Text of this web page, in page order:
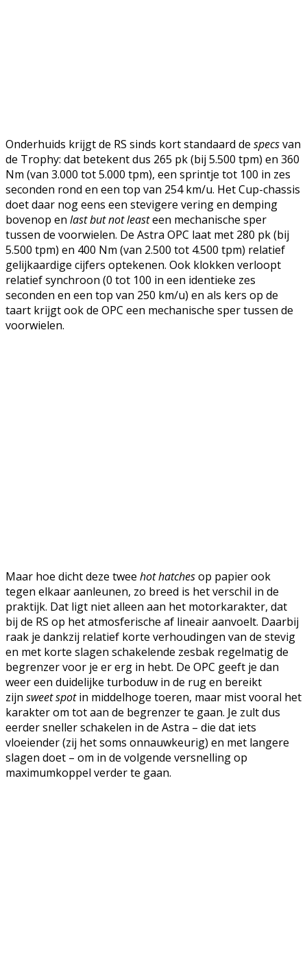
Onderhuids krijgt de RS sinds kort standaard de specsvan
de Trophy: dat betekent dus 265 pk (bij 5.500 tpm) en 360
Nm (van 3.000 tot 5.000 tpm), een sprintje tot 100 in zes
seconden rond en een top van 254 km/u. Het Cup-chassis
doet daar nog eens een stevigere vering en demping
bovenop en last but not leasteen mechanische sper
tussen de voorwielen. De Astra OPC laat met 280 pk (bij
5.500 tpm) en 400 Nm (van 2.500 tot 4.500 tpm) relatief
gelijkaardige cijfers optekenen. Ook klokken verloopt
relatief synchroon (0 tot 100 in een identieke zes
seconden en een top van 250 km/u) en als kers op de
taart krijgt ook de OPC een mechanische sper tussen de
voorwielen.
Maar hoe dicht deze twee hot hatchesop papier ook
tegen elkaar aanleunen, zo breed is het verschil in de
praktijk. Dat ligt niet alleen aan het motorkarakter, dat
bij de RS op het atmosferische af lineair aanvoelt. Daarbij
raak je dankzij relatief korte verhoudingen van de stevig
en met korte slagen schakelende zesbak regelmatig de
begrenzer voor je er erg in hebt. De OPC geeft je dan
weer een duidelijke turboduw in de rug en bereikt
zijn sweet spotin middelhoge toeren, maar mist vooral het
karakter om tot aan de begrenzer te gaan. Je zult dus
eerder sneller schakelen in de Astra – die dat iets
vloeiender (zij het soms onnauwkeurig) en met langere
slagen doet – om in de volgende versnelling op
maximumkoppel verder te gaan.